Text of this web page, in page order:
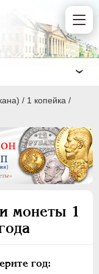
/ 1 копейка /
монеты 1
год: